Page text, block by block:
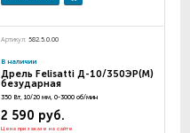
Артикул: 582.5.0.00
В наличии
Дрель Felisatti Д-10/350ЭР(М)
безударная
350 Вт, 10/20 мм, 0-3000 об/мин
2 590 руб.
Цена при заказе на сайте